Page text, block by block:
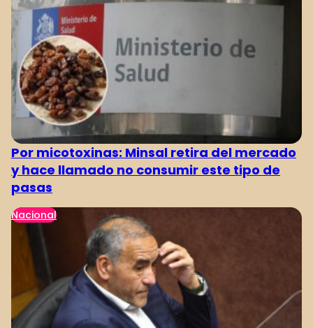
Por micotoxinas: Minsal retira del mercado
y hace llamado no consumir este tipo de
pasas
Nacional